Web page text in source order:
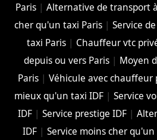
Paris |Alternative de transport
cher qu'un taxi Paris| Service
taxi Paris| Chauffeur vtc
depuis ou vers Paris| Moyen
Paris |Véhicule avec chauffeur
mieux qu'un taxi IDF| Service
IDF| Service prestige IDF|
IDF |Service moins cher qu'un